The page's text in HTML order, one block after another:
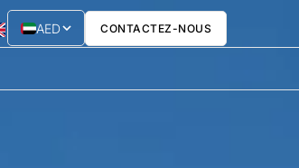
AED CONTACTEZ-NOUS